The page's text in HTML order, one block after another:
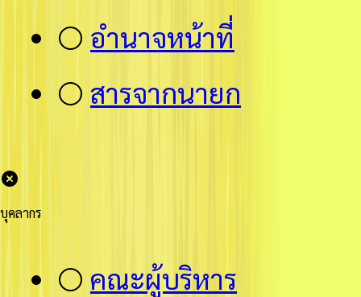
⚪ อำนาจหน้าที่
⚪ สารจากนายก
บุคลากร
⚪ คณะผู้บริหาร